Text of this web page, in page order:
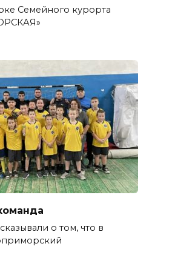
Семейного курорта
о том, что в